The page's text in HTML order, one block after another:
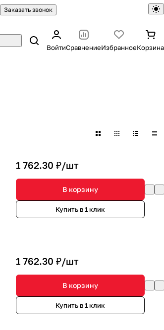
Заказать звонок
ВойтиСравнениеИзбранноеКорзина
1 762.30 ₽/шт
В корзину
Купить в 1 клик
1 762.30 ₽/шт
В корзину
Купить в 1 клик